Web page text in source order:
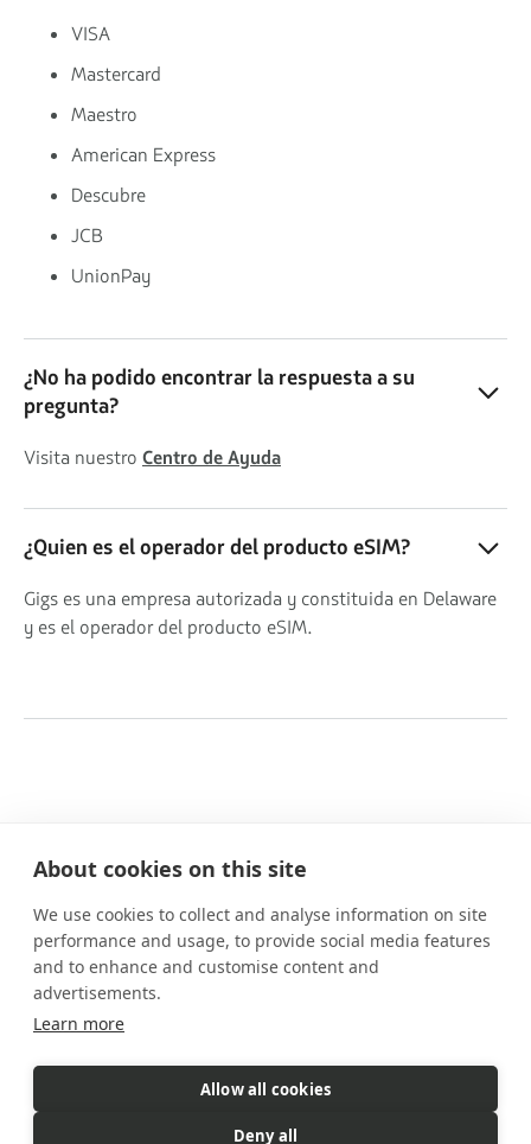
VISA
Mastercard
Maestro
American Express
Descubre
JCB
UnionPay
¿No ha podido encontrar la respuesta a su
pregunta?
Visita nuestro Centro de Ayuda
¿Quien es el operador del producto eSIM?
Gigs es una empresa autorizada y constituida en Delaware
y es el operador del producto eSIM.
Nuestros planes
Prestaciones
Cómo funciona
eSIM es un producto comercializado
las ventas, la facturación y el servicio al cliente
About cookies on this site
We use cookies to collect and analyse information on site
performance and usage, to provide social media features
and to enhance and customise content and
advertisements.
Learn more
Allow all cookies
Deny all